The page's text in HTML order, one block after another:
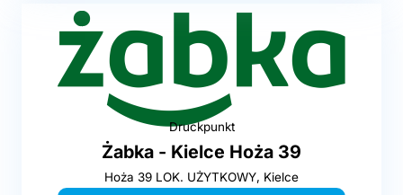
Druckpunkt
Żabka - Kielce Hoża 39
Hoża 39 LOK. UŻYTKOWY, Kielce